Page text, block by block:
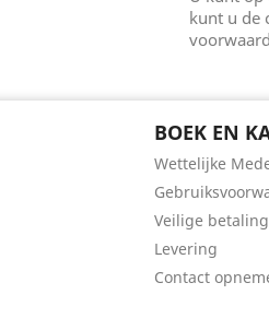
kunt u de
BOEK EN
Wettelijke
Veilige betaling
Levering
Contact